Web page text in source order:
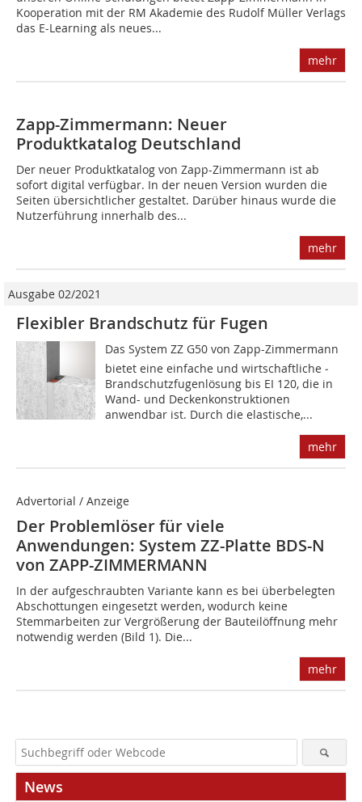
Kooperation mit der RM Akademie des Rudolf Müller Verlags
das E-Learning als neues...
mehr
Zapp-Zimmermann: Neuer
Produktkatalog Deutschland
Der neuer Produktkatalog von Zapp-Zimmermann ist ab
sofort digital verfügbar. In der neuen Version wurden die
Seiten übersichtlicher gestaltet. Darüber hinaus wurde die
Nutzerführung innerhalb des...
mehr
Ausgabe 02/2021
Flexibler Brandschutz für Fugen
Das System ZZ G50 von Zapp-Zimmermann
bietet eine einfache und wirtschaftliche ­
Brandschutzfugenlösung bis EI 120, die in
Wand- und Deckenkonstruktionen
anwendbar ist. Durch die elastische,...
mehr
Advertorial / Anzeige
Der Problemlöser für viele
Anwendungen: System ZZ-Platte BDS-N
von ZAPP-ZIMMERMANN
In der aufgeschraubten Variante kann es bei überbelegten
Abschottungen eingesetzt werden, wodurch keine
Stemmarbeiten zur Vergrößerung der Bauteilöffnung mehr
notwendig werden (Bild 1). Die...
mehr
News